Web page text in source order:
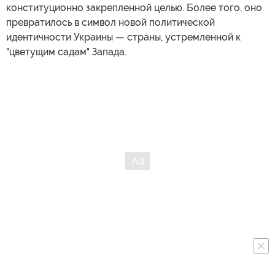
конституционно закрепленной целью. Более того, оно
превратилось в символ новой политической
идентичности Украины — страны, устремленной к
"цветущим садам" Запада.